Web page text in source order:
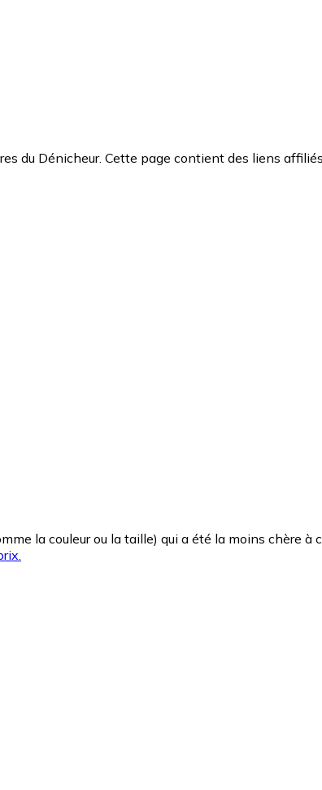
du Dénicheur. Cette page contient des liens
la couleur ou la taille) qui a été la moins chère